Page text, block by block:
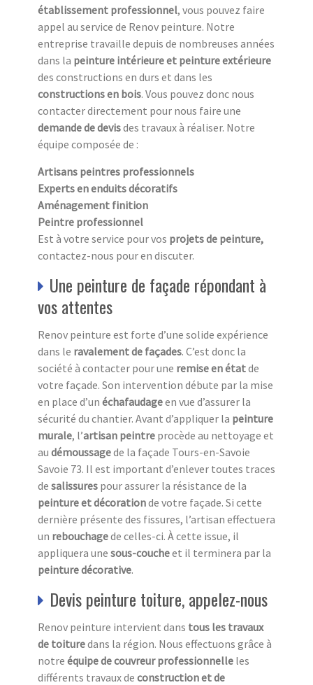
établissement professionnel, vous pouvez faire
appel au service de Renov peinture. Notre
entreprise travaille depuis de nombreuses années
dans la peinture intérieure et peinture extérieure
des constructions en durs et dans les
constructions en bois. Vous pouvez donc nous
contacter directement pour nous faire une
demande de devisdes travaux à réaliser. Notre
équipe composée de :
Artisans peintres professionnels
Experts en enduits décoratifs
Aménagement finition
Peintre professionnel
Est à votre service pour vos projets de peinture,
contactez-nous pour en discuter.
Une peinture de façade répondant à
vos attentes
Renov peinture est forte d’une solide expérience
dans le ravalement de façades. C’est donc la
société à contacter pour une remise en étatde
votre façade. Son intervention débute par la mise
en place d’un échafaudageen vue d’assurer la
sécurité du chantier. Avant d’appliquer la peinture
murale, l’artisan peintre procède au nettoyage et
au démoussagede la façade Tours-en-Savoie
Savoie 73. Il est important d’enlever toutes traces
de salissures pour assurer la résistance de la
peinture et décorationde votre façade. Si cette
dernière présente des fissures, l’artisan effectuera
un rebouchagede celles-ci. À cette issue, il
appliquera une sous-coucheet il terminera par la
peinture décorative.
Devis peinture toiture, appelez-nous
Renov peinture intervient dans tous les travaux
de toituredans la région. Nous effectuons grâce à
notre équipe de couvreur professionnelle les
différents travaux de construction et de